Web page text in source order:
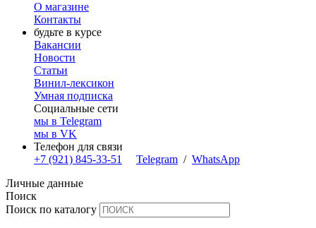
О магазине
Контакты
будьте в курсе
Вакансии
Новости
Статьи
Винил-лексикон
Умная подписка
Социальные сети
мы в Telegram
мы в VK
Телефон для связи
+7 (921) 845-33-51
Telegram / WhatsApp
Личные данные
Поиск
Поиск по каталогу